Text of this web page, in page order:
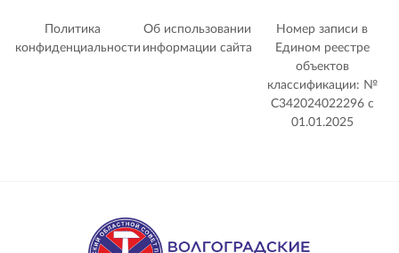
Политика
конфиденциальности
Об использовании
информации сайта
Номер записи в
Едином реестре
объектов
классификации: №
С342024022296 c
01.01.2025